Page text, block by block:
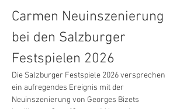
Carmen Neuinszenierung
bei den Salzburger
Festspielen 2026
Die Salzburger Festspiele 2026 versprechen
ein aufregendes Ereignis mit der
Neuinszenierung von Georges Bizets